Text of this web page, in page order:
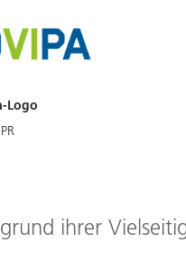
Logo
PR
ihrer